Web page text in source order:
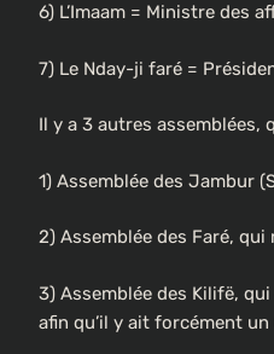
6) L’Imaam = Ministre des
7) Le Nday-ji faré =
Il y a 3 autres assemblées,
1) Assemblée des Jambur
2) Assemblée des Faré, qui
3) Assemblée des Kilifë,
afin qu’il y ait forcément un